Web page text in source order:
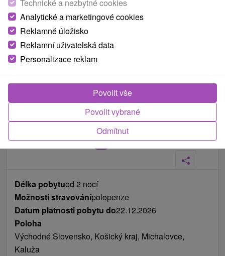
Fotografie od zákazníků+18
Délka pobytuod 2 nocí
Možnosti stravovánípolopenze
Datum platnosti pobytu do22.12.2026
Poloha
Východné Slovensko, Košický kraj, Michalovce,
Kaluža
Technické a nezbytné cookies
Analytické a marketingové cookies
Reklamné úložisko
Reklamní uživatelská data
Personalizace reklam
Odmítnut
Povolit vybrané
Povolit vše